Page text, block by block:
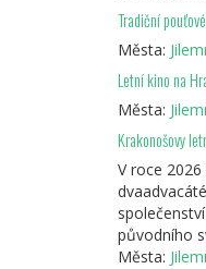
Tradiční
Města:
Letní kino na
Města:
Krakonošovy
V roce
původního
Města: